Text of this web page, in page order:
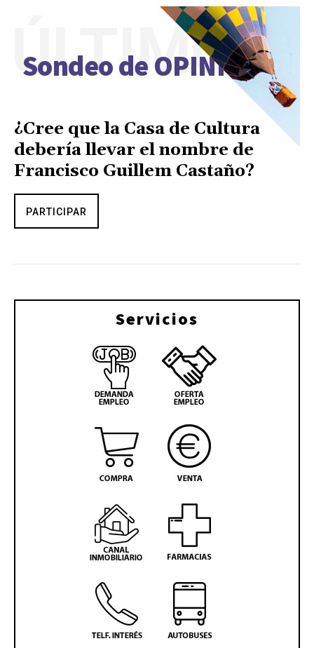
Sondeo de OPINIÓN
ÚLTIMO
¿Cree que la Casa de Cultura
debería llevar el nombre de
Francisco Guillem Castaño?
PARTICIPAR
Servicios